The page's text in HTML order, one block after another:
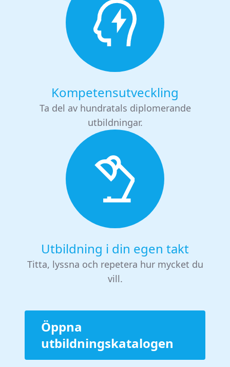
Kompetensutveckling
Ta del av hundratals diplomerande
utbildningar.
Utbildning i din egen takt
Titta, lyssna och repetera hur mycket du
vill.
Öppna
utbildningskatalogen